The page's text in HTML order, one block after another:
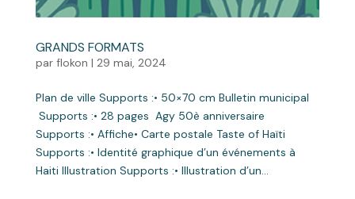
GRANDS FORMATS
par flokon | 29 mai, 2024
Plan de ville Supports :• 50×70 cm Bulletin municipal
Supports :• 28 pages Agy 50è anniversaire
Supports :• Affiche• Carte postale Taste of Haïti
Supports :• Identité graphique d’un événements à
Haiti Illustration Supports :• Illustration d’un...